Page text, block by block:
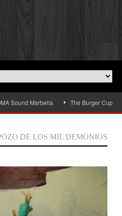
Marbella The Burger Cup
DE LOS MIL DEMONIOS